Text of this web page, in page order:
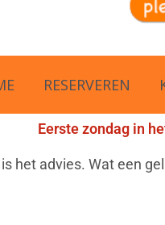
RESERVEREN
Eerste zondag in
het advies. Wat een